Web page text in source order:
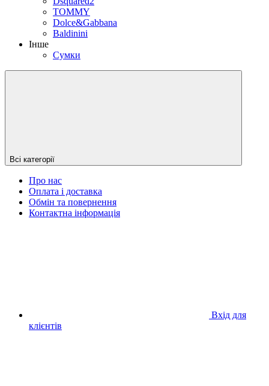
TOMMY
Dolce&Gabbana
Baldinini
Інше
Сумки
Всі категорії
Про нас
Оплата і доставка
Обмін та повернення
Контактна інформація
Вхід для
клієнтів